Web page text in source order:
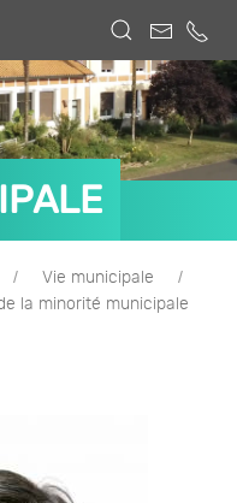
Vie municipale
la minorité municipale